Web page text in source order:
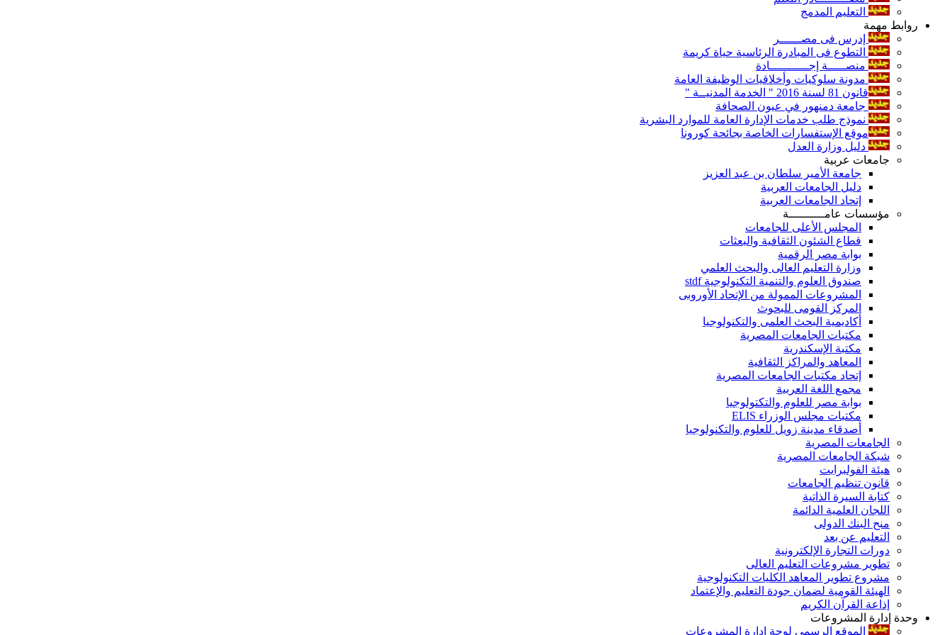
التعليم المدمج
روابط مهمة
إدرس فى مصــــــر
التطوع فى المبادرة الرئاسية حياة كريمة
منصـــــة إجـــــــــــادة
مدونة سلوكيات وأخلاقيات الوظيفة العامة
قانون 81 لسنة 2016 " الخدمة المدنيــة "
جامعة دمنهور في عيون الصحافة
نموذج طلب خدمات الإدارة العامة للموارد البشرية
موقع الإستفسارات الخاصة بجائحة كورونا
دليل وزارة العدل
جامعات عربية
جامعة الأمير سلطان بن عبد العزيز
دليل الجامعات العربية
إتحاد الجامعات العربية
مؤسسات عامــــــــــة
المجلس الأعلى للجامعات
قطاع الشئون الثقافية والبعثات
بوابة مصر الرقمية
وزارة التعليم العالى والبحث العلمي
صندوق العلوم والتنمية التكنولوجية stdf
المشروعات الممولة من الإتحاد الأوروبى
المركز القومى للبحوث
أكاديمية البحث العلمى والتكنولوجيا
مكتبات الجامعات المصرية
مكتبة الإسكندرية
المعاهد والمراكز الثقافية
إتحاد مكتبات الجامعات المصرية
مجمع اللغة العربية
بوابة مصر للعلوم والتكتولوجيا
مكتبات مجلس الوزراء ELIS
أصدقاء مدينة زويل للعلوم والتكنولوجيا
الجامعات المصرية
شبكة الجامعات المصرية
هيئة الفولبرايت
قانون تنظيم الجامعات
كتابة السيرة الذاتية
اللجان العلمية الدائمة
منح البنك الدولى
التعليم عن بعد
دورات التجارة الإلكترونية
تطوير مشروعات التعليم العالى
مشروع تطوير المعاهد الكليات التكنولوجية
الهيئة القومية لضمان جودة التعليم والإعتماد
إذاعة القرآن الكريم
وحدة إدارة المشروعات
الموقع الرسمى لوحة إدارة المشروعات